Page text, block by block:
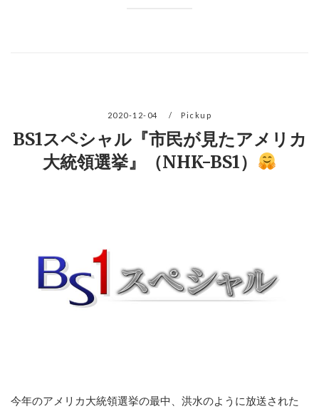
2020-12-04 Pickup
BS1スペシャル『市民が見たアメリカ
大統領選挙』（NHK-BS1）
今年のアメリカ大統領選挙の最中、洪水のように放送された